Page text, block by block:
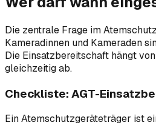
Die zentrale Frage im
Kameradinnen und Kameraden
Die Einsatzbereitschaft hängt
gleichzeitig ab.
Checkliste: AGT-
Ein Atemschutzgeräteträger ist